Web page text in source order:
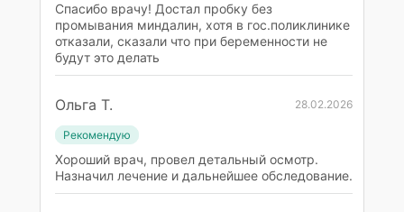
Спасибо врачу! Достал пробку без
промывания миндалин, хотя в гос.поликлинике
отказали, сказали что при беременности не
будут это делать
Ольга Т. 28.02.2026
Рекомендую
Хороший врач, провел детальный осмотр.
Назначил лечение и дальнейшее обследование.